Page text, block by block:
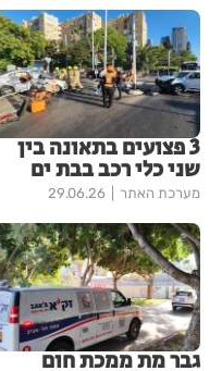
3 פצועים בתאונה בין
שני כלי רכב בבת ים
מערכת האתר 29.06.26
גבר מת ממכת חום